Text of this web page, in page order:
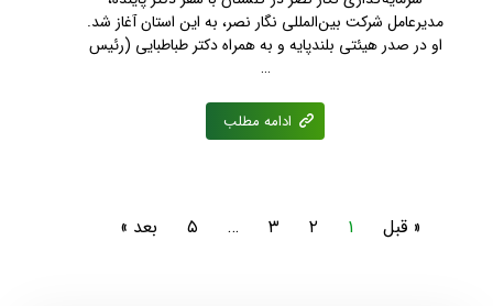
مدیرعامل شرکت بین‌المللی نگار نصر، به این استان آغاز شد.
او در صدر هیئتی بلندپایه و به همراه دکتر طباطبایی (رئیس
…
ادامه مطلب
« قبل ۱ ۲ ۳ … ۵ بعد »